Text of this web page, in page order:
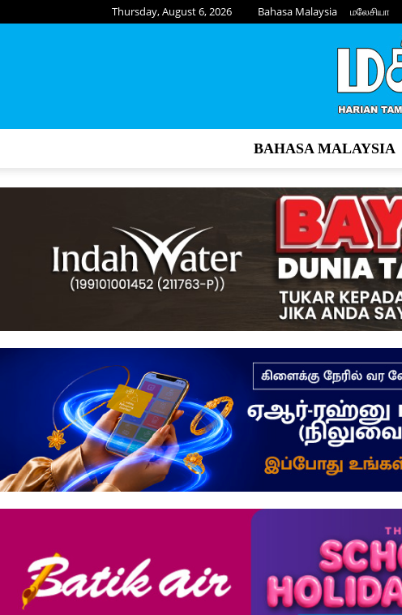
Thursday, August 6, 2026 Bahasa Malaysia மலேசியா
BAHASA MALAYSIA